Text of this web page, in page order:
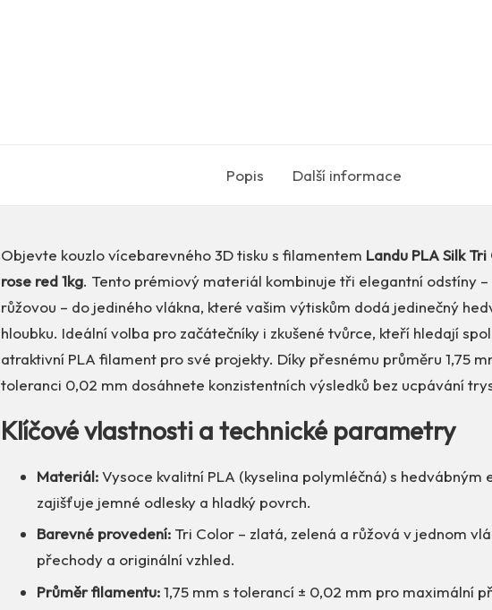
Popis Další informace
Objevte kouzlo vícebarevného 3D tisku s filamentem Landu PLA Silk
rose red 1kg. Tento prémiový materiál kombinuje tři elegantní odstíny –
růžovou – do jediného vlákna, které vašim výtiskům dodá jedinečný
hloubku. Ideální volba pro začátečníky i zkušené tvůrce, kteří hledají
atraktivní PLA filament pro své projekty. Díky přesnému průměru 1,75
toleranci 0,02 mm dosáhnete konzistentních výsledků bez ucpávání
Klíčové vlastnosti a technické parametry
Materiál:Vysoce kvalitní PLA (kyselina polymléčná) s hedvábným
zajišťuje jemné odlesky a hladký povrch.
Barevné provedení: Tri Color – zlatá, zelená a růžová v jednom
přechody a originální vzhled.
Průměr filamentu:1,75 mm s tolerancí ± 0,02 mm pro maximální